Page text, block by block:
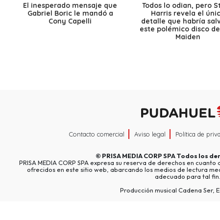
El inesperado mensaje que
Gabriel Boric le mandó a
Cony Capelli
Todos lo odian, pero
Harris revela el
detalle que habría
este polémico disco
Maiden
Contacto comercial Aviso legal Política de
© PRISA MEDIA CORP SPATodos los
PRISA MEDIA CORP SPA expresa su reserva de derechos en
ofrecidos en este sitio web, abarcando los medios de lectura
adecuado para tal fin.
Producción musical Cadena Ser,